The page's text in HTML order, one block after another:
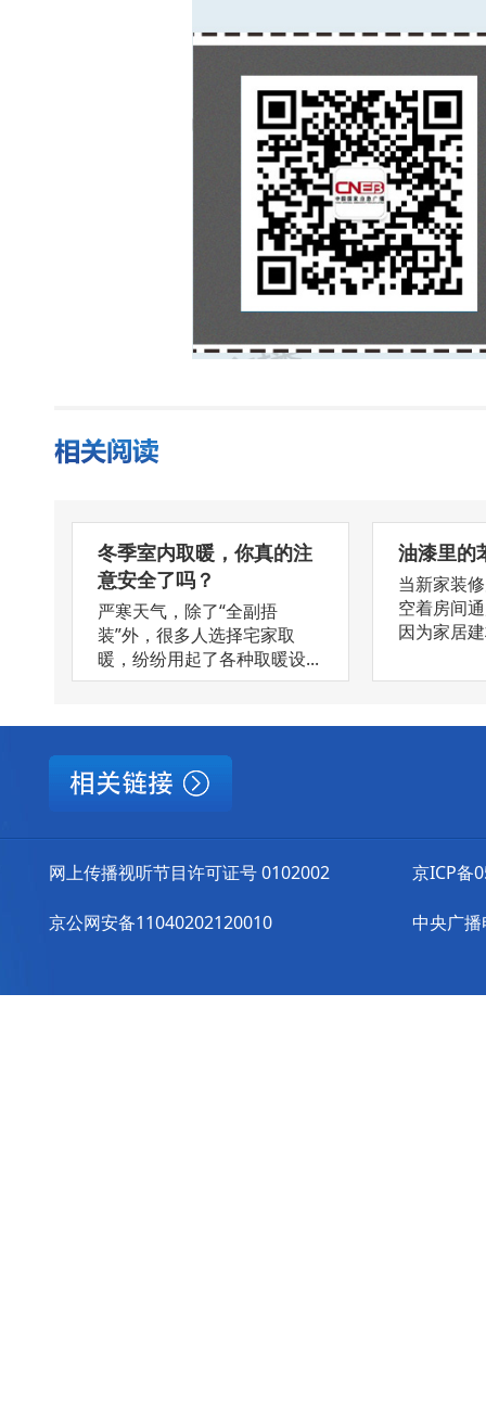
冬季室内取暖，你真的注
意安全了吗？
严寒天气，除了“全副捂
装”外，很多人选择宅家取
暖，纷纷用起了各种取暖设...
油漆里的
当新家装
空着房间
因为家居
网上传播视听节目许可证号 0102002
京公网安备11040202120010
京ICP备
中央广